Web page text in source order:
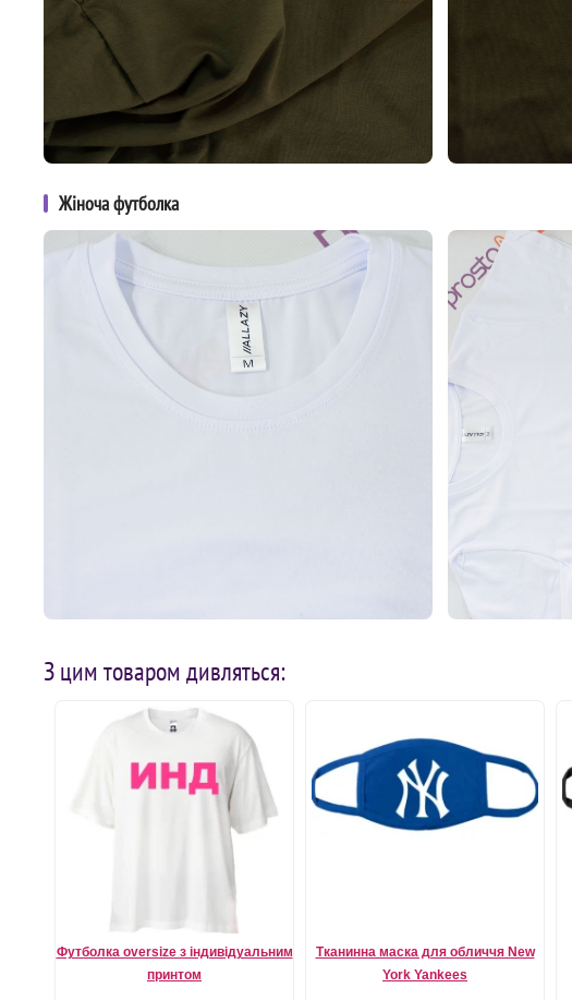
Жіноча футболка
З цим товаром дивляться:
Футболка oversize з індивідуальним
принтом
Тканинна маска для обличчя New
York Yankees